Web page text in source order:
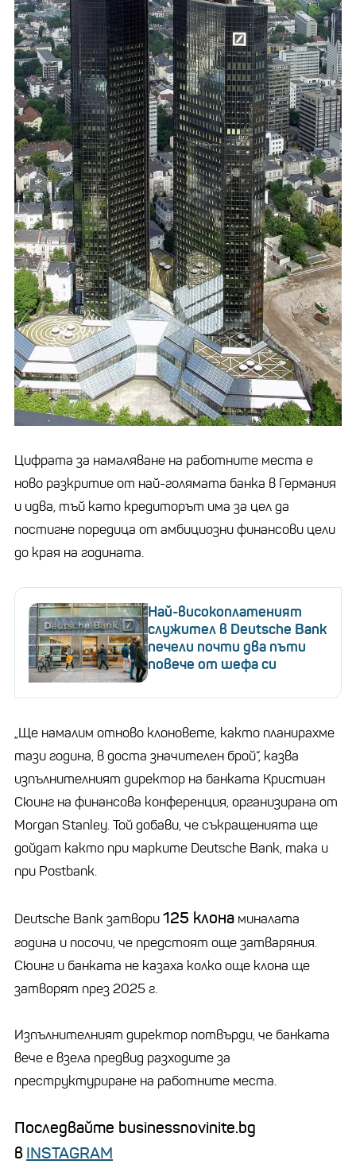
Цифрата за намаляване на работните места е
ново разкритие от най-голямата банка в Германия
и идва, тъй като кредиторът има за цел да
постигне поредица от амбициозни финансови цели
до края на годината.
Най-високоплатеният
служител в Deutsche Bank
печели почти два пъти
повече от шефа си
„Ще намалим отново клоновете, както планирахме
тази година, в доста значителен брой“, казва
изпълнителният директор на банката Кристиан
Сюинг на финансова конференция, организирана от
Morgan Stanley. Той добави, че съкращенията ще
дойдат както при марките Deutsche Bank, така и
при Postbank.
Deutsche Bank затвори125 клона миналата
година и посочи, че предстоят още затваряния.
Сюинг и банката не казаха колко още клона ще
затворят през 2025 г.
Изпълнителният директор потвърди, че банката
вече е взела предвид разходите за
преструктуриране на работните места.
Последвайте businessnovinite.bg
в INSTAGRAM